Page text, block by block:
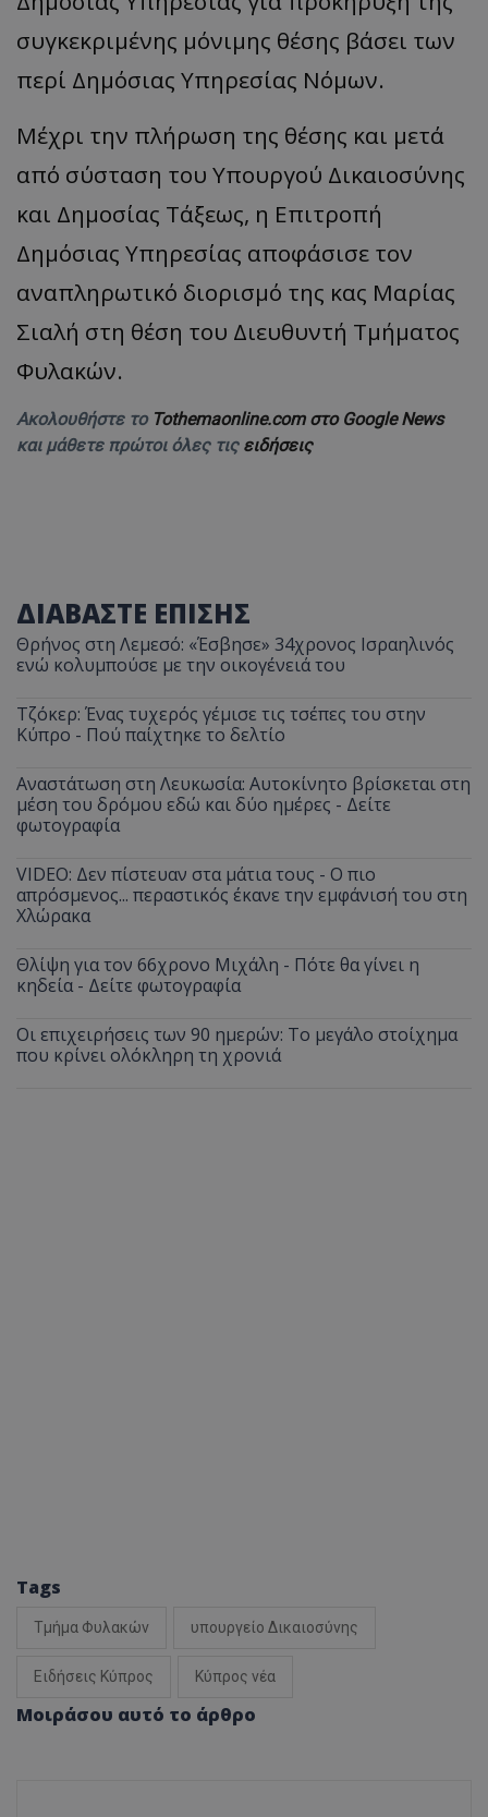
συγκεκριμένης μόνιμης θέσης βάσει των
περί Δημόσιας Υπηρεσίας Νόμων.
Μέχρι την πλήρωση της θέσης και μετά
από σύσταση του Υπουργού Δικαιοσύνης
και Δημοσίας Τάξεως, η Επιτροπή
Δημόσιας Υπηρεσίας αποφάσισε τον
αναπληρωτικό διορισμό της κας Μαρίας
Σιαλή στη θέση του Διευθυντή Τμήματος
Φυλακών.
Ακολουθήστε το Tothemaonline.com στο Google News
και μάθετε πρώτοι όλες τις ειδήσεις
ΔΙΑΒΑΣΤΕ ΕΠΙΣΗΣ
Θρήνος στη Λεμεσό: «Έσβησε» 34χρονος Ισραηλινός
ενώ κολυμπούσε με την οικογένειά του
Τζόκερ: Ένας τυχερός γέμισε τις τσέπες του στην
Κύπρο - Πού παίχτηκε το δελτίο
Αναστάτωση στη Λευκωσία: Αυτοκίνητο βρίσκεται στη
μέση του δρόμου εδώ και δύο ημέρες - Δείτε
φωτογραφία
VIDEO: Δεν πίστευαν στα μάτια τους - Ο πιο
απρόσμενος... περαστικός έκανε την εμφάνισή του στη
Χλώρακα
Θλίψη για τον 66χρονο Μιχάλη - Πότε θα γίνει η
κηδεία - Δείτε φωτογραφία
Οι επιχειρήσεις των 90 ημερών: Το μεγάλο στοίχημα
που κρίνει ολόκληρη τη χρονιά
Tags
Τμήμα Φυλακών υπουργείο Δικαιοσύνης
Ειδήσεις Κύπρος Κύπρος νέα
Μοιράσου αυτό το άρθρο